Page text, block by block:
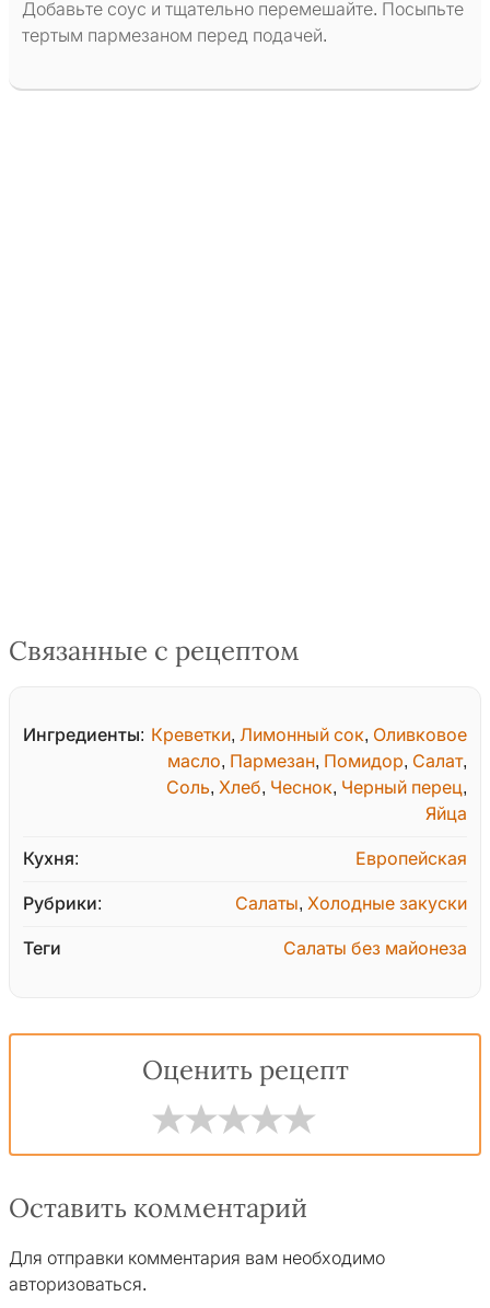
Добавьте соус и тщательно перемешайте. Посыпьте
тертым пармезаном перед подачей.
Связанные с рецептом
Ингредиенты: Креветки, Лимонный сок, Оливковое
масло, Пармезан, Помидор, Салат,
Соль, Хлеб, Чеснок, Черный перец,
Яйца
Кухня: Европейская
Рубрики: Салаты, Холодные закуски
Теги Салаты без майонеза
Оценить рецепт
Оставить комментарий
Для отправки комментария вам необходимо
авторизоваться.